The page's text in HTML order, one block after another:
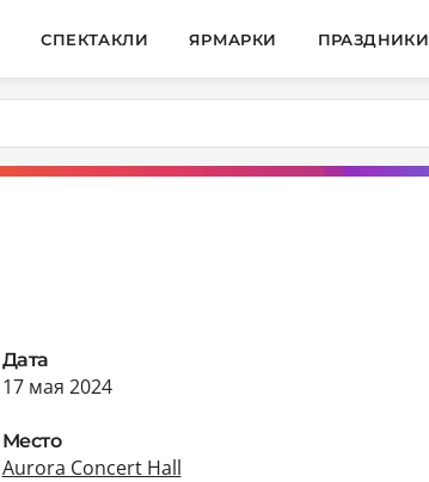
СПЕКТАКЛИ ЯРМАРКИ ПРАЗДНИКИ
Дата
17 мая 2024
Место
Aurora Concert Hall